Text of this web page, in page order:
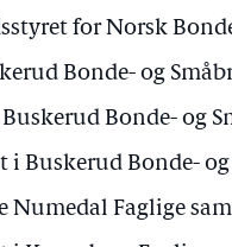
for Norsk
Bonde- og
Bonde- og
i Buskerud Bonde-
Numedal Faglige